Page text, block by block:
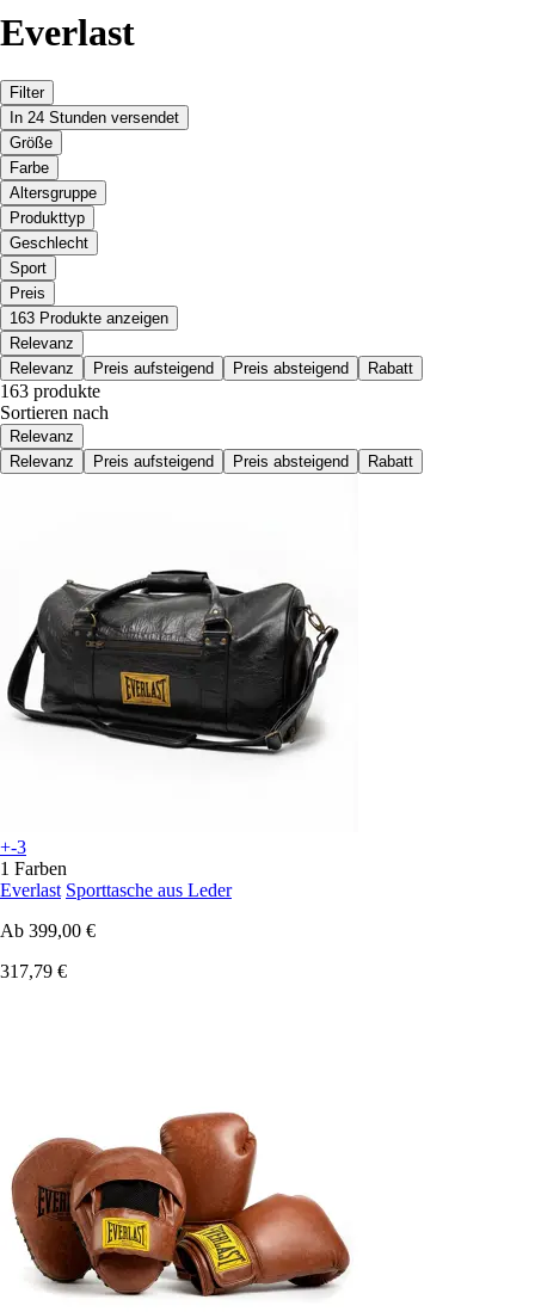
Everlast
Filter
In 24 Stunden versendet
Größe
Farbe
Altersgruppe
Produkttyp
Geschlecht
Sport
Preis
163 Produkte anzeigen
Relevanz
Relevanz
Preis aufsteigend Preis absteigend Rabatt
163 produkte
Sortieren nach
Relevanz
Relevanz
Preis aufsteigend Preis absteigend Rabatt
+-3
1 Farben
Everlast Sporttasche aus Leder
Ab 399,00 €
317,79 €